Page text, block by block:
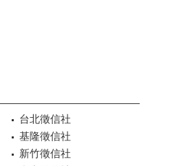
台北徵信社
基隆徵信社
新竹徵信社